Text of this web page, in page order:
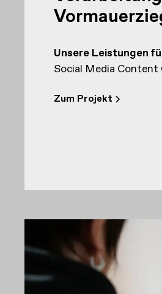
Unsere Leistungen
Social Media Content
Zum Projekt